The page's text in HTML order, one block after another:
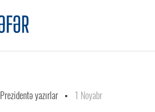
Prezidentə yazırlar 1 Noyabr